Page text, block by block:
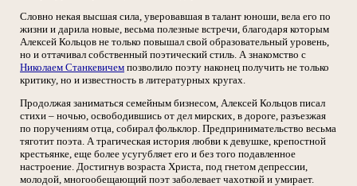
Словно некая высшая сила, уверовавшая в талант юноши, вела его по
жизни и дарила новые, весьма полезные встречи, благодаря которым
Алексей Кольцов не только повышал свой образовательный уровень,
но и оттачивал собственный поэтический стиль. А знакомство с
Николаем Станкевичем позволило поэту наконец получить не только
критику, но и известность в литературных кругах.
Продолжая заниматься семейным бизнесом, Алексей Кольцов писал
стихи – ночью, освободившись от дел мирских, в дороге, разъезжая
по поручениям отца, собирал фольклор. Предпринимательство весьма
тяготит поэта. А трагическая история любви к девушке, крепостной
крестьянке, еще более усугубляет его и без того подавленное
настроение. Достигнув возраста Христа, под гнетом депрессии,
молодой, многообещающий поэт заболевает чахоткой и умирает.